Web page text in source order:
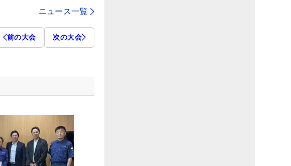
ニュース一覧
前の大会 次の大会